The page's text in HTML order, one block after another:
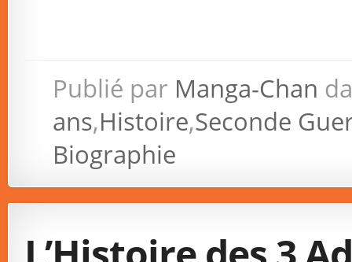
Publié par Manga-Chan
ans,Histoire,Seconde
Biographie